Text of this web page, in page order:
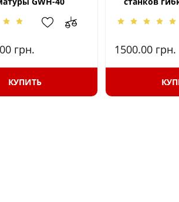
грн.
КУПИТЬ
1500.00 грн.